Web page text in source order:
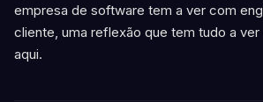
empresa de software tem a ver com
cliente, uma reflexão que tem tudo a
aqui.